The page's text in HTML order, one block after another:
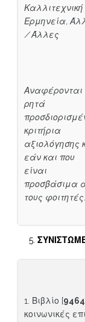
Καλλιτεχνική
Ερμηνεία,
/ Άλλες
Αναφέρονται
ρητά
κριτήρια
αξιολόγησης
εάν και που
είναι
προσβάσιμα
τους φοιτητές.
1. Βιβλίο [
κοινωνικές